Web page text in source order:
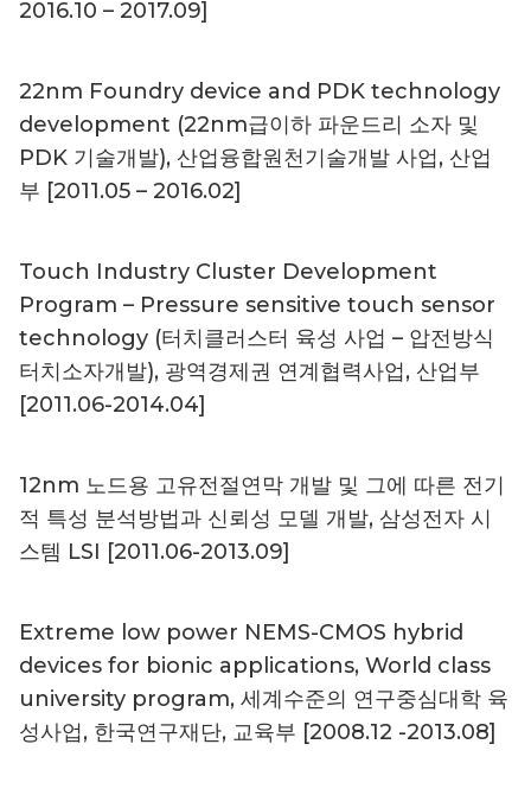
2016.10 – 2017.09]
22nm Foundry device and PDK technology
development (22nm급이하 파운드리 소자 및
PDK 기술개발), 산업융합원천기술개발 사업, 산업
부 [2011.05 – 2016.02]
Touch Industry Cluster Development
Program – Pressure sensitive touch sensor
technology (터치클러스터 육성 사업 – 압전방식
터치소자개발), 광역경제권 연계협력사업, 산업부
[2011.06-2014.04]
12nm 노드용 고유전절연막 개발 및 그에 따른 전기
적 특성 분석방법과 신뢰성 모델 개발, 삼성전자 시
스템 LSI [2011.06-2013.09]
Extreme low power NEMS-CMOS hybrid
devices for bionic applications, World class
university program, 세계수준의 연구중심대학 육
성사업, 한국연구재단, 교육부 [2008.12 -2013.08]